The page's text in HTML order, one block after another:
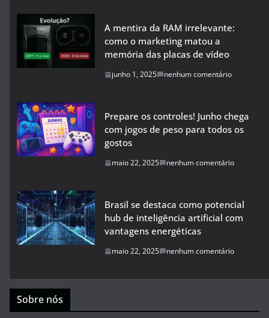
A mentira da RAM irrelevante:
como o marketing matou a
memória das placas de vídeo
junho 1, 2025 nenhum comentário
Prepare os controles! Junho chega
com jogos de peso para todos os
gostos
maio 22, 2025 nenhum comentário
Brasil se destaca como potencial
hub de inteligência artificial com
vantagens energéticas
maio 22, 2025 nenhum comentário
Sobre nós